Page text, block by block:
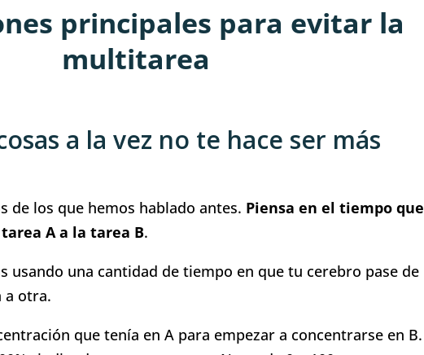
principales para evitar la
multitarea
a la vez no te hace ser más
de los que hemos hablado antes. Piensa en el tiempo que
A a la tarea B.
usando una cantidad de tiempo en que tu cerebro pase de
a otra.
que tenía en A para empezar a concentrarse en B.